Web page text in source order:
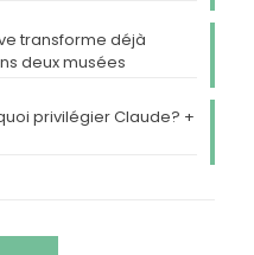
transforme déjà
deux musées
privilégier Claude? +